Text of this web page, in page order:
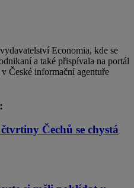
Economia, kde se
a také přispívala na portál
České informační agentuře
Čechů se chystá